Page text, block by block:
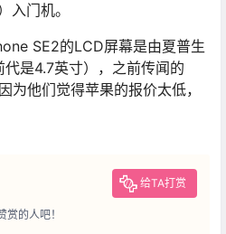
入门机。
SE2的LCD屏幕是由夏普生
是4.7英寸），之前传闻的
为他们觉得苹果的报价太低，
给TA打赏
的人吧！